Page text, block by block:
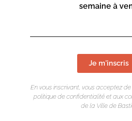
Rue Favalelli
20200 Bastia
semaine à
Je m'inscris
En vous inscrivant, vous acceptez
politique de confidentialité et aux
de la Ville de